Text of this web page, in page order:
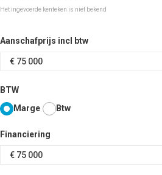
Het ingevoerde kenteken is niet bekend
Aanschafprijs incl btw
BTW
Marge
Btw
Financiering